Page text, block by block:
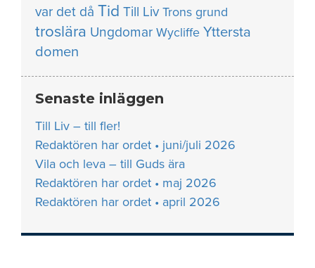
var det då Tid Till Liv Trons grund
troslära Ungdomar Wycliffe Yttersta
domen
Senaste inläggen
Till Liv – till fler!
Redaktören har ordet • juni/juli 2026
Vila och leva – till Guds ära
Redaktören har ordet • maj 2026
Redaktören har ordet • april 2026